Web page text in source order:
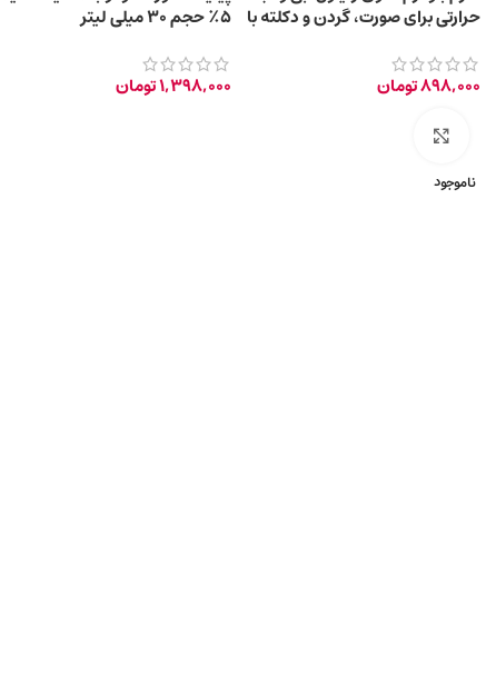
حرارتی برای صورت، گردن و دکلته با
898,000تومان
۵٪ حجم ۳۰ میلی لیتر
1,398,000تومان
ناموجود